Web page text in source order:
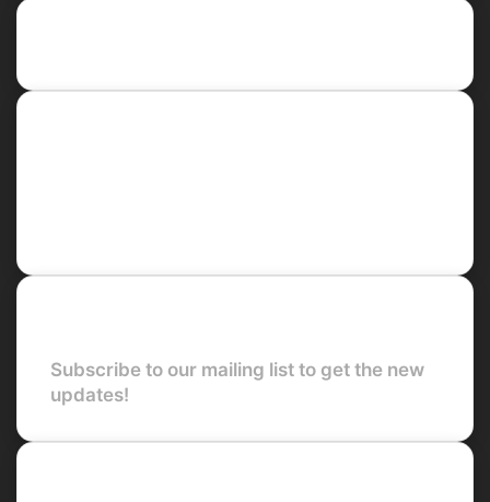
Subscribe to our mailing list to get the new
updates!